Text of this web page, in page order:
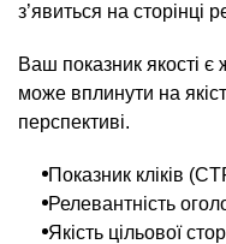
з’явиться на сторінці
Ваш показник якості є
може вплинути на
перспективі.
Показник кліків
Релевантність
Якість цільової